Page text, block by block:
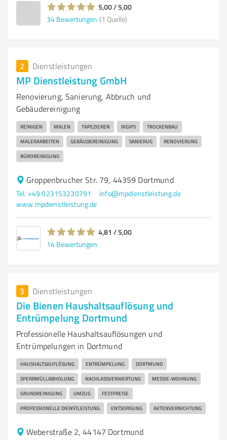
5,00 / 5,00
34 Bewertungen (1 Quelle)
2 Dienstleistungen
MP Dienstleistung GmbH
Renovierung, Sanierung, Abbruch und
Gebäudereinigung
REINIGEN MALEN TAPEZIEREN RIGIPS TROCKENBAU
MALERARBEITEN GEBÄUDEREINIGUNG SANIERUG RENOVIERUNG
BÜROREINIGUNG
Groppenbrucher Str. 79, 44359 Dortmund
Tel. +49 023153230791
info@mpdienstleistung.de
www.mpdienstleistung.de
4,81 / 5,00
14 Bewertungen
3 Dienstleistungen
Die Bienen Haushaltsauflösung und
Entrümpelung Dortmund
Professionelle Haushaltsauflösungen und
Entrümpelungen in Dortmund
HAUSHALTSAUFLÖSUNG ENTRÜMPELUNG DORTMUND
SPERRMÜLLABHOLUNG NACHLASSVERWERTUNG MESSIE-WOHNUNG
GRUNDREINIGUNG UMZUG FESTPREISE
PROFESSIONELLE DIENSTLEISTUNG ENTSORGUNG AKTENVERNICHTUNG
Weberstraße 2, 44147 Dortmund